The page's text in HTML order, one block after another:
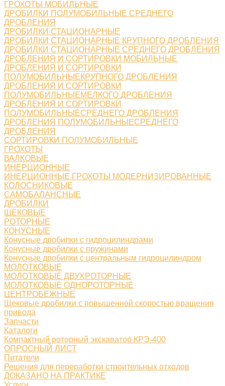
ГРОХОТЫ МОБИЛЬНЫЕ
ДРОБИЛКИ ПОЛУМОБИЛЬНЫЕ СРЕДНЕГО
ДРОБЛЕНИЯ
ДРОБИЛКИ СТАЦИОНАРНЫЕ
ДРОБИЛКИ СТАЦИОНАРНЫЕ КРУПНОГО ДРОБЛЕНИЯ
ДРОБИЛКИ СТАЦИОНАРНЫЕ СРЕДНЕГО ДРОБЛЕНИЯ
ДРОБЛЕНИЯ И СОРТИРОВКИ МОБИЛЬНЫЕ
ДРОБЛЕНИЯ И СОРТИРОВКИ
ПОЛУМОБИЛЬНЫЕКРУПНОГО ДРОБЛЕНИЯ
ДРОБЛЕНИЯ И СОРТИРОВКИ
ПОЛУМОБИЛЬНЫЕМЕЛКОГО ДРОБЛЕНИЯ
ДРОБЛЕНИЯ И СОРТИРОВКИ
ПОЛУМОБИЛЬНЫЕСРЕДНЕГО ДРОБЛЕНИЯ
ДРОБЛЕНИЯ ПОЛУМОБИЛЬНЫЕСРЕДНЕГО
ДРОБЛЕНИЯ
СОРТИРОВКИ ПОЛУМОБИЛЬНЫЕ
ГРОХОТЫ
ВАЛКОВЫЕ
ИНЕРЦИОННЫЕ
ИНЕРЦИОННЫЕ ГРОХОТЫ МОДЕРНИЗИРОВАННЫЕ
КОЛОСНИКОВЫЕ
САМОБАЛАНСНЫЕ
ДРОБИЛКИ
ЩЕКОВЫЕ
РОТОРНЫЕ
КОНУСНЫЕ
Конусные дробилки с гидроцилиндрами
Конусные дробилки с пружинами
Конусные дробилки с центральным гидроцилиндром
МОЛОТКОВЫЕ
МОЛОТКОВЫЕ ДВУХРОТОРНЫЕ
МОЛОТКОВЫЕ ОДНОРОТОРНЫЕ
ЦЕНТРОБЕЖНЫЕ
Щековые дробилки с повышенной скоростью вращения
привода
Запчасти
Каталоги
Компактный роторный экскаватор КРЭ-400
ОПРОСНЫЙ ЛИСТ
Питатели
Решения для переработки строительных отходов
ДОКАЗАНО НА ПРАКТИКЕ